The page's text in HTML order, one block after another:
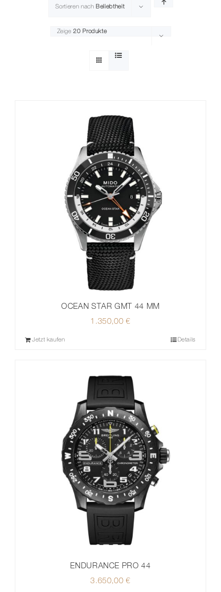
Sortieren nach Beliebtheit
Zeige20 Produkte
OCEAN STAR GMT 44 MM
1.350,00€
Jetzt kaufen Details
ENDURANCE PRO 44
3.650,00€